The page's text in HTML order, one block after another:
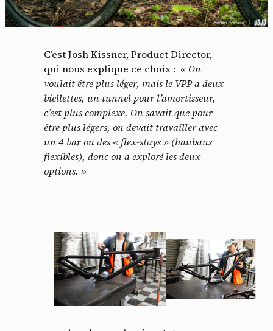
C’est Josh Kissner, Product Director,
qui nous explique ce choix : « On
voulait être plus léger, mais le VPP a deux
biellettes, un tunnel pour l’amortisseur,
c’est plus complexe. On savait que pour
être plus légers, on devait travailler avec
un 4 bar ou des « flex-stays » (haubans
flexibles), donc on a exploré les deux
options. »